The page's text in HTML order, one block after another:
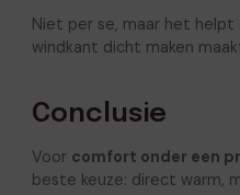
Niet per se, maar het helpt
windkant dicht maken
Conclusie
Voor comfort onder een
beste keuze: direct warm,